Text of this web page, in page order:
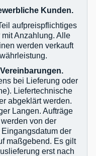
Kunden.
aufpreispflichtiges
Anzahlung. Alle
werden verkauft
bei Lieferung oder
Liefertechnische
abgeklärt werden.
Langen. Aufträge
von der
der
maßgebend. Es gilt
erst nach